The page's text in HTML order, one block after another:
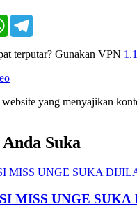
WhatsApp
terputar? Gunakan VPN
yang menyajikan
Suka
MISS UNGE SUKA